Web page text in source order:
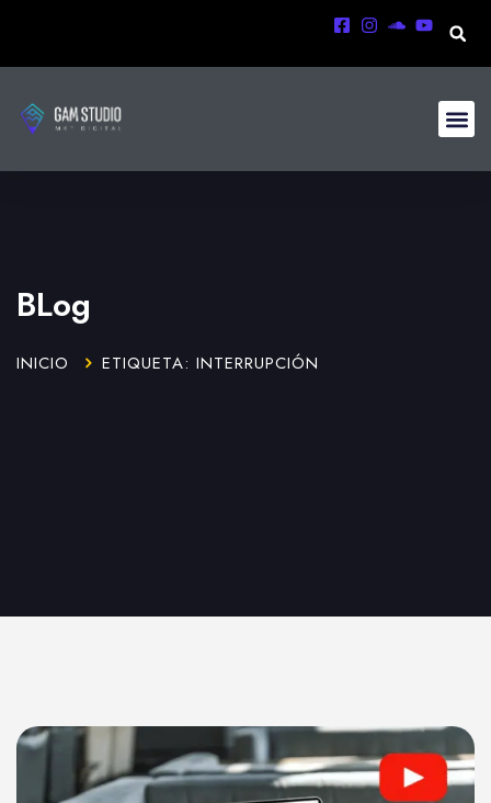
BLog
INICIO ETIQUETA: INTERRUPCIÓN